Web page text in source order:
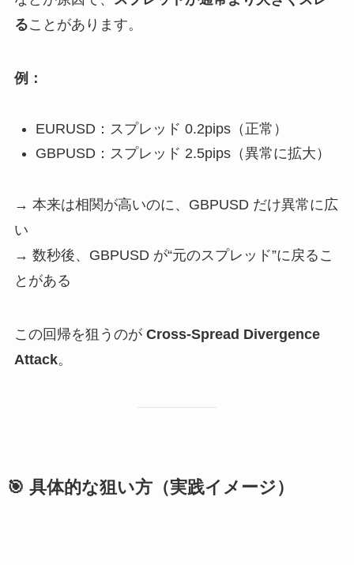
ることがあります。
例：
EURUSD：スプレッド 0.2pips（正常）
GBPUSD：スプレッド 2.5pips（異常に拡大）
→ 本来は相関が高いのに、GBPUSD だけ異常に広
い
→ 数秒後、GBPUSD が“元のスプレッド”に戻るこ
とがある
この回帰を狙うのが Cross-Spread Divergence
Attack。
🎯 具体的な狙い方（実践イメージ）